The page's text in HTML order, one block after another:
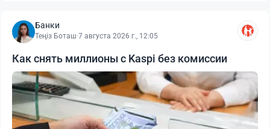
Банки
Теңіз Боташ·7 августа 2026 г., 12:05
Как снять миллионы с Kaspi без комиссии